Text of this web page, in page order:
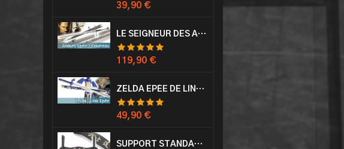
Prix
39,90 €
LE SEIGNEUR DES ANNEAUX EPÉE ANDURIL ARAGORN
Prix
119,90 €
ZELDA EPÉE DE LINK AVEC FOURREAU MASTER SWORD EPEE
Prix
49,90 €
SUPPORT STANDARD KATANA EPÉE